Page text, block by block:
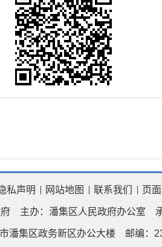
私声明 网站地图 联系我们 页
主办：潘集区人民政府办公室
潘集区政务新区办公大楼 邮编：